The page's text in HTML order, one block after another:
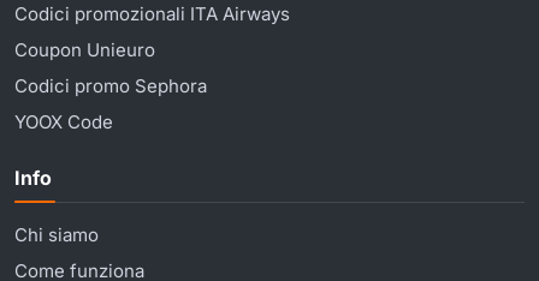
Codici promozionali ITA Airways
Coupon Unieuro
Codici promo Sephora
YOOX Code
Info
Chi siamo
Come funziona